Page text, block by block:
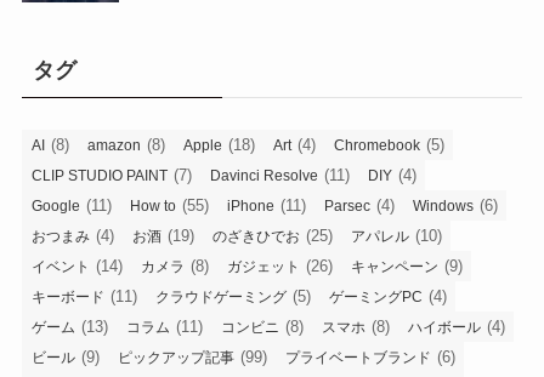
タグ
AI (8) amazon (8) Apple (18) Art(4) Chromebook (5)
CLIP STUDIO PAINT (7) Davinci Resolve (11) DIY (4)
Google (11) How to (55) iPhone (11) Parsec (4) Windows (6)
おつまみ (4) お酒 (19) のざきひでお (25) アパレル (10)
イベント (14) カメラ (8) ガジェット (26) キャンペーン (9)
キーボード (11) クラウドゲーミング (5) ゲーミングPC (4)
ゲーム (13) コラム (11) コンビニ (8) スマホ (8) ハイボール (4)
ビール (9) ピックアップ記事 (99) プライベートブランド (6)